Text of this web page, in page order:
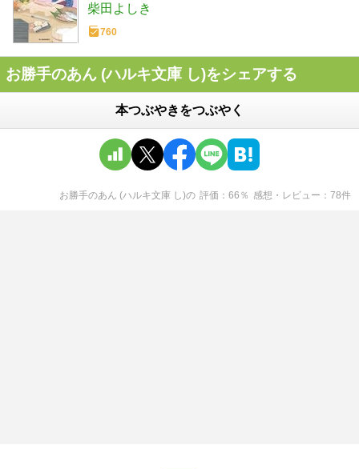
柴田よしき
760
お勝手のあん (ハルキ文庫 し)をシェアする
本つぶやきをつぶやく
お勝手のあん (ハルキ文庫 し)の 評価 66 ％ 感想・レビュー 78件